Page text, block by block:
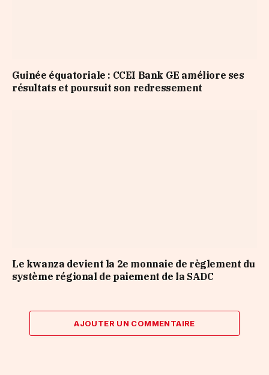
Guinée équatoriale : CCEI Bank GE améliore ses
résultats et poursuit son redressement
Le kwanza devient la 2e monnaie de règlement du
système régional de paiement de la SADC
AJOUTER UN COMMENTAIRE